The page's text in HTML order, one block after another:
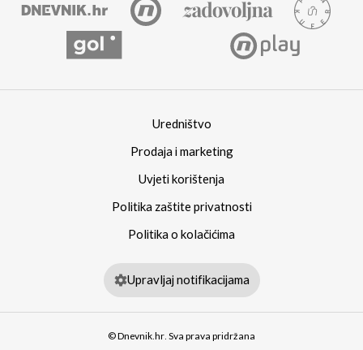
Uredništvo
Prodaja i marketing
Uvjeti korištenja
Politika zaštite privatnosti
Politika o kolačićima
Upravljaj notifikacijama
© Dnevnik.hr. Sva prava pridržana